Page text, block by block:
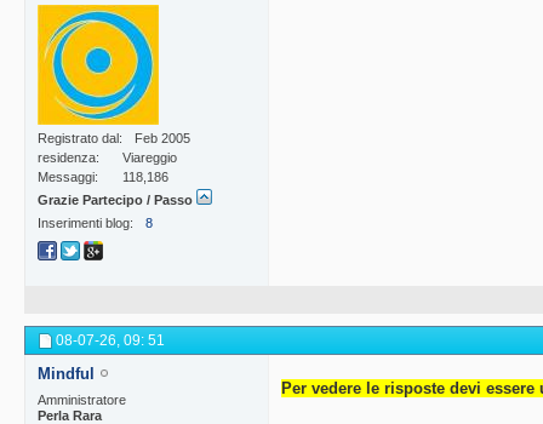
Registrato dal
Feb 2005
residenza
Viareggio
Messaggi
118,186
Grazie Partecipo / Passo
Inserimenti blog
8
08-07-26, 09: 51
Mindful
Amministratore
Perla Rara
Per vedere le risposte devi essere